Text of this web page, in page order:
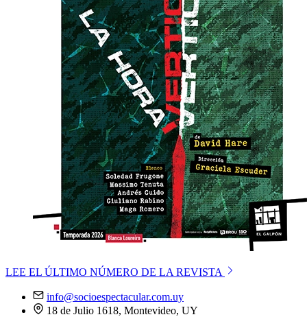
LEE EL ÚLTIMO NÚMERO DE LA REVISTA
info@socioespectacular.com.uy
18 de Julio 1618, Montevideo, UY